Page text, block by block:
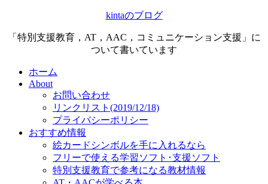
kintaのブログ
「特別支援教育，AT，AAC，コミュニケーション支援」に
ついて書いています
ホーム
About
お問い合わせ
リンクリスト(2019/12/18)
プライバシーポリシー
おすすめ情報
絵カードシンボルを手に入れるなら
フリーで使える学習ソフト･支援ソフト
特別支援教育で参考になる教材情報